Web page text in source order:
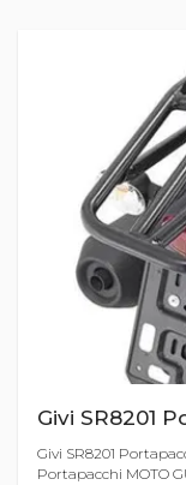
Givi SR8201
Givi SR8201
Portapacchi MOTO